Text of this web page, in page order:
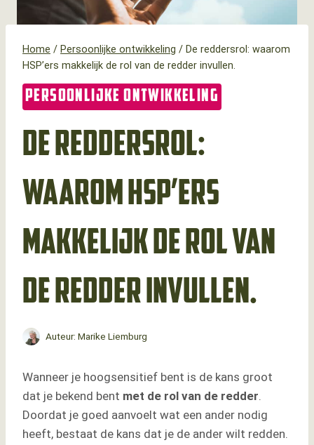
Home / Persoonlijke ontwikkeling / De reddersrol: waarom
HSP’ers makkelijk de rol van de redder invullen.
PERSOONLIJKE ONTWIKKELING
De reddersrol:
waarom HSP’ers
makkelijk de rol van
de redder invullen.
Auteur: Marike Liemburg
Wanneer je hoogsensitief bent is de kans groot
dat je bekend bent met de rol van de redder.
Doordat je goed aanvoelt wat een ander nodig
heeft, bestaat de kans dat je de ander wilt redden.